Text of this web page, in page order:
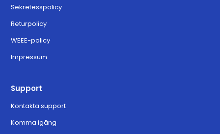
Sekretesspolicy
Returpolicy
WEEE-policy
Impressum
Support
Kontakta support
Komma igång